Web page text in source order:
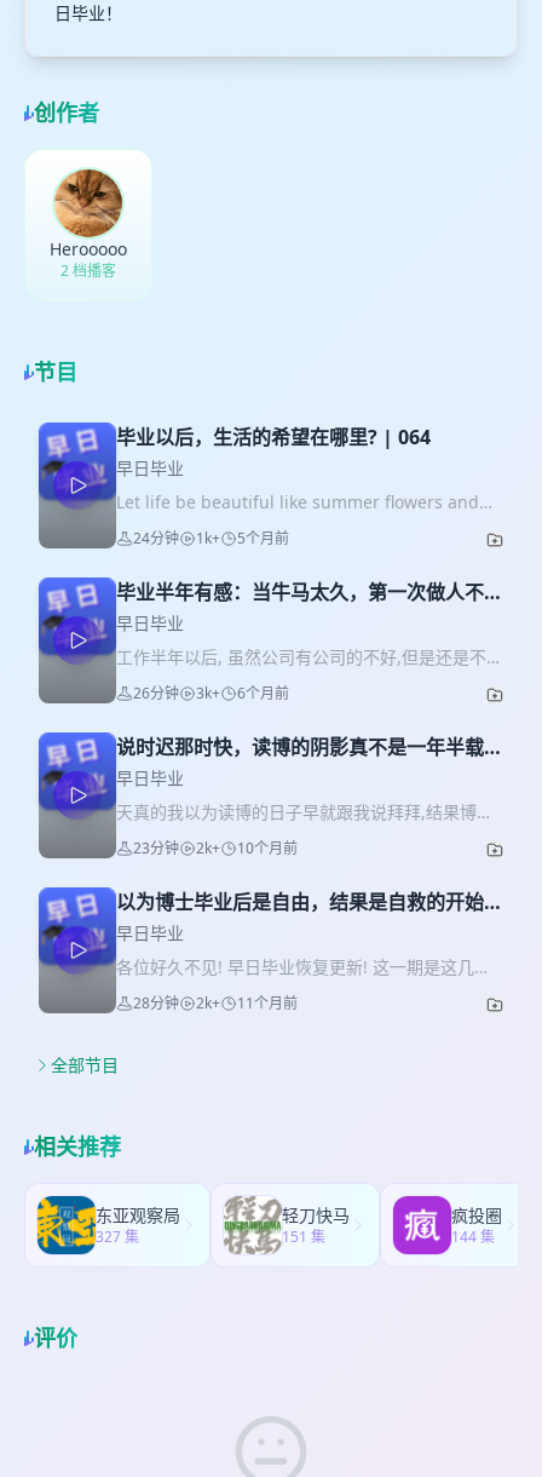
日毕业！
创作者
Herooooo
2 档播客
节目
毕业以后，生活的希望在哪里? | 064
早日毕业
Let life be beautiful like summer flowers and
death like autumn leaves. 有了希望的日子也会是
这样吗? 🎵 在时间的答案里(和平饭店)
24分钟 1k+ 5个月前
毕业半年有感：当牛马太久，第一次做人不习
惯 | 063
早日毕业
工作半年以后, 虽然公司有公司的不好,但是还是不敌
学界的十分之一 本期节目我跟大家分享一下我工作
半年来的经历, 以及同期还在跟我导师工作的我的一
26分钟 3k+ 6个月前
说时迟那时快，读博的阴影真不是一年半载能
甩开 | 062
早日毕业
天真的我以为读博的日子早就跟我说拜拜,结果博士
留下的心理阴影只是暂时躲起来,啊躲起来 🎵 淡水
美人鱼(昆虫白)
23分钟 2k+ 10个月前
以为博士毕业后是自由，结果是自救的开始 |
Ep061
早日毕业
各位好久不见! 早日毕业恢复更新! 这一期是这几个
月毕业之后的碎碎念,主要分享了我毕业入职之后终
于被当成个人对待的经历 🎵 遗忘之海 (望海日乐队)
28分钟 2k+ 11个月前
全部节目
相关推荐
东亚观察局
327 集
轻刀快马
151 集
疯投圈
144 集
评价